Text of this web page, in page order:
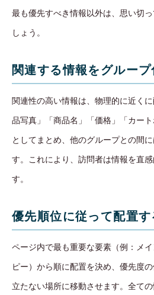
最も優先すべき情報以外は、思い切
しょう。
関連する情報をグループ
関連性の高い情報は、物理的に近く
品写真」「商品名」「価格」「カー
としてまとめ、他のグループとの間
す。これにより、訪問者は情報を直
す。
優先順位に従って配置す
ページ内で最も重要な要素（例：メ
ピー）から順に配置を決め、優先度
立たない場所に移動させます。全て